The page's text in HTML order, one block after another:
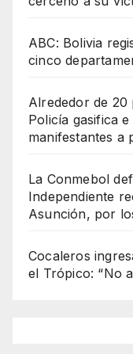
ABC: Bolivia
cinco
Alrededor de 20
Policía gasifica
manifestantes a
La Conmebol
Independiente
Asunción, por
Cocaleros
el Trópico: “No